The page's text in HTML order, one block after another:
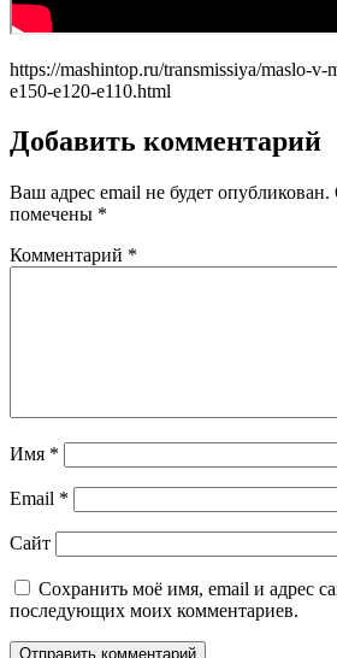
https://mashintop.ru/transmissiya/maslo-
e150-e120-e110.html
Добавить комментарий
Ваш адрес email не будет опубликован.
помечены *
Комментарий *
Имя *
Email *
Сайт
Сохранить моё имя, email и адрес
последующих моих комментариев.